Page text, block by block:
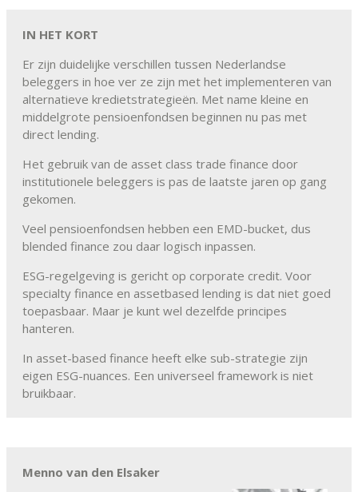
IN HET KORT
Er zijn duidelijke verschillen tussen Nederlandse
beleggers in hoe ver ze zijn met het implementeren van
alternatieve kredietstrategieën. Met name kleine en
middelgrote pensioenfondsen beginnen nu pas met
direct lending.
Het gebruik van de asset class trade finance door
institutionele beleggers is pas de laatste jaren op gang
gekomen.
Veel pensioenfondsen hebben een EMD-bucket, dus
blended finance zou daar logisch inpassen.
ESG-regelgeving is gericht op corporate credit. Voor
specialty finance en assetbased lending is dat niet goed
toepasbaar. Maar je kunt wel dezelfde principes
hanteren.
In asset-based finance heeft elke sub-strategie zijn
eigen ESG-nuances. Een universeel framework is niet
bruikbaar.
Menno van den Elsaker